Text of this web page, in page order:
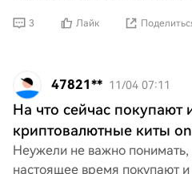
изменяющийся ландшафт
3 Лайк
47821** 11/04 07:11
На что сейчас покупают
криптовалютные киты
Неужели не важно понимать,
настоящее время покупают